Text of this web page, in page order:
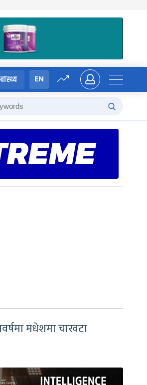
EN
मधेशमा चारवटा